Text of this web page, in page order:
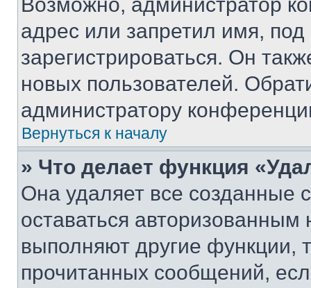
адрес или запретил имя,
зарегистрироваться. Он
новых пользователей.
администратору
Вернуться к началу
» Что делает функция
Она удаляет все созданные
оставаться
выполняют другие функции,
прочитанных сообщений,